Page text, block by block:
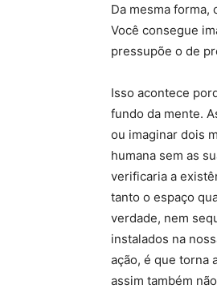
Da mesma forma,
Você consegue
pressupõe o de
Isso acontece
fundo da mente.
ou imaginar dois
humana sem as
verificaria a
tanto o espaço
verdade, nem
instalados na
ação, é que torna
assim também